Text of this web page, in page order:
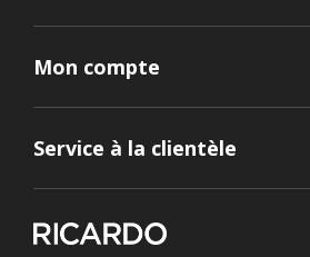
Mon compte
Service à la clientèle